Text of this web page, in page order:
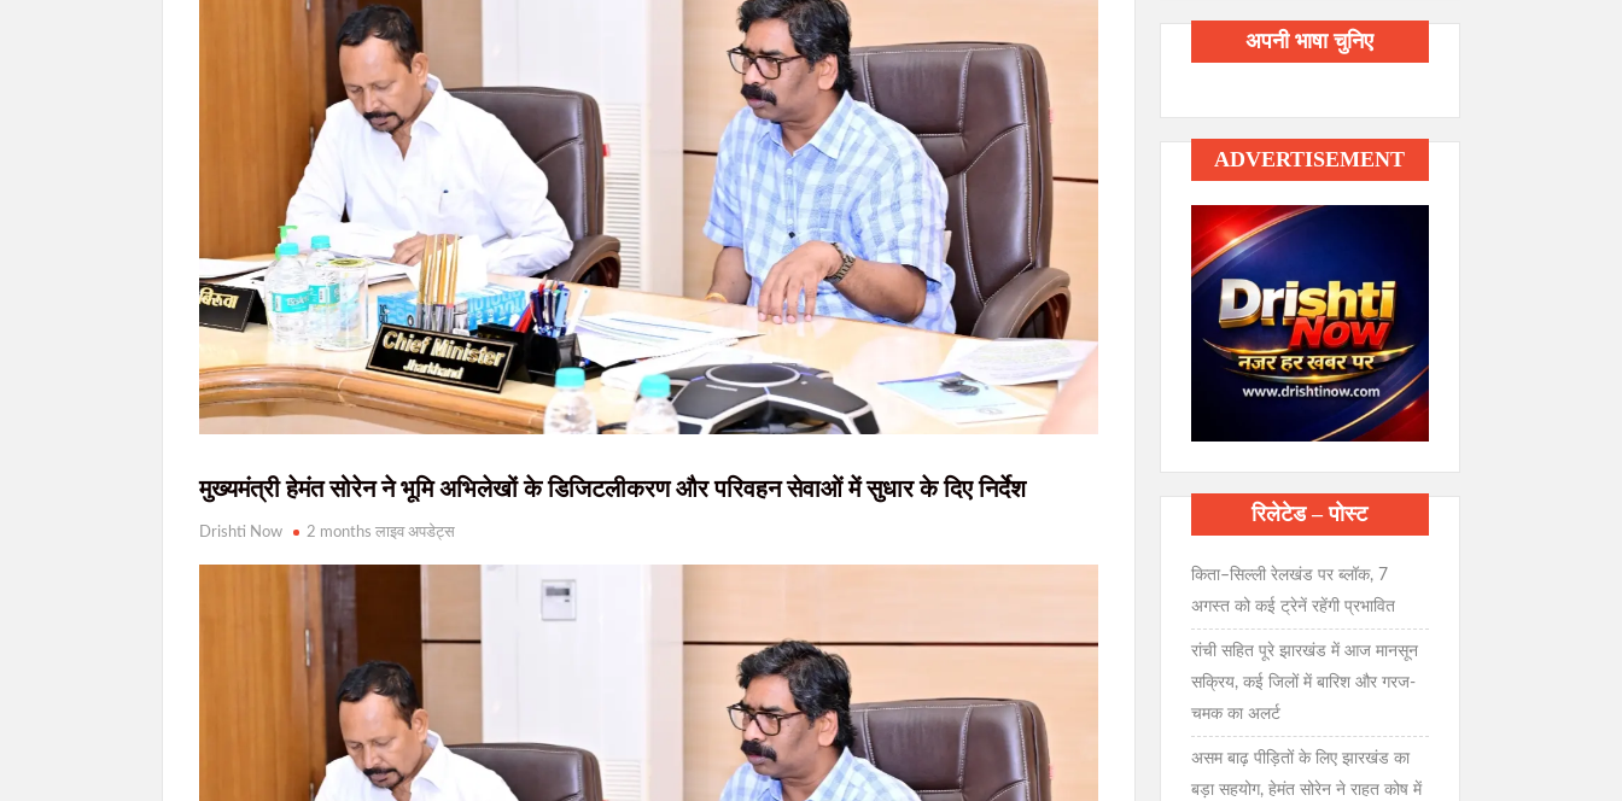
NEWS, हिंदी
न्यूज़ , HINDI
SAMACHAR,
हिंदी समाचार,
दृष्टि नाउ
JPSC-JSSC विवाद पर वाम छात्र संगठनों का शक्ति प्रदर्शन कल, विधानसभा घेराव की तैयारी
मुंगेर में 11.67 करोड़ के निवेश घोटाले पर ED की बड़ी कार्रवाई, पांच ठिकानों पर छापेमारी
JPSC-JSSC छात्र आंदोलन को राहुल गांधी का समर्थन, शिक्षा व्यवस्था में सुधार की उठाई मांग
AI डीपफेक पर सरकार की बड़ी सख्ती: 3 घंटे में हटाना होगा अवैध कंटेंट, नियम तोड़ने पर सोशल मीडिया प्लेटफॉर्म्स पर होगी कार्रवाई
मुख्यमंत्री हेमंत सोरेन ने भूमि अभिलेखों के डिजिटलीकरण और परिवहन सेवाओं में सुधार के दिए निर्देश
Drishti Now 2 months लाइव अपडेट्स
अपनी भाषा चुनिए
ADVERTISEMENT
रिलेटेड – पोस्ट
किता–सिल्ली रेलखंड पर ब्लॉक, 7
अगस्त को कई ट्रेनें रहेंगी प्रभावित
रांची सहित पूरे झारखंड में आज मानसून
सक्रिय, कई जिलों में बारिश और गरज-
चमक का अलर्ट
असम बाढ़ पीड़ितों के लिए झारखंड का
बड़ा सहयोग, हेमंत सोरेन ने राहत कोष में